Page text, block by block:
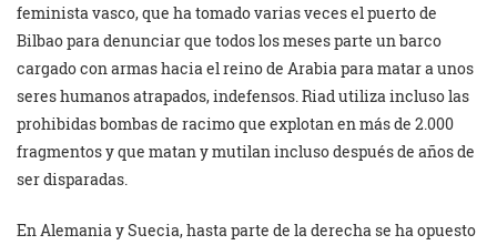
feminista vasco, que ha tomado varias veces el puerto de
Bilbao para denunciar que todos los meses parte un barco
cargado con armas hacia el reino de Arabia para matar a unos
seres humanos atrapados, indefensos. Riad utiliza incluso las
prohibidas bombas de racimo que explotan en más de 2.000
fragmentos y que matan y mutilan incluso después de años de
ser disparadas.
En Alemania y Suecia, hasta parte de la derecha se ha opuesto